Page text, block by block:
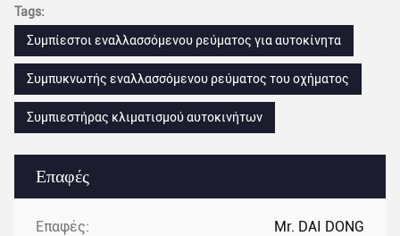
Επαφές
Επαφές: Mr. DAI DONG
Tags:
Συμπίεστοι εναλλασσόμενου ρεύματος για αυτοκίνητα
Συμπυκνωτής εναλλασσόμενου ρεύματος του οχήματος
Συμπιεστήρας κλιματισμού αυτοκινήτων